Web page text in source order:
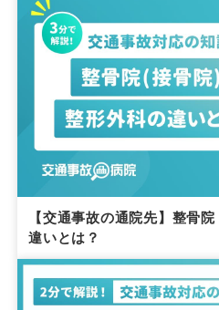
【交通事故の通院先】整骨
違いとは？